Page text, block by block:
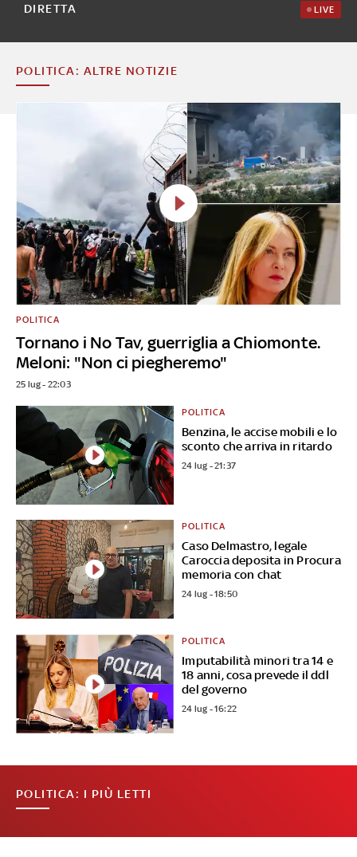
DIRETTA LIVE
POLITICA: ALTRE NOTIZIE
Tornano i No Tav, guerriglia a Chiomonte.
Meloni: "Non ci piegheremo"
POLITICA
25 lug - 22:03
Benzina, le accise mobili e lo
sconto che arriva in ritardo
POLITICA
24 lug - 21:37
Caso Delmastro, legale
Caroccia deposita in Procura
memoria con chat
POLITICA
24 lug - 18:50
Imputabilità minori tra 14 e
18 anni, cosa prevede il ddl
del governo
POLITICA
24 lug - 16:22
POLITICA: I PIÙ LETTI